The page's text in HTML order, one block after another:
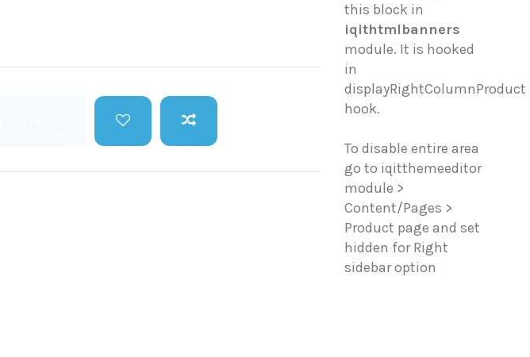
this block in
iqithtmlbanners
module. It is hooked
in
displayRightColumnProduct
hook.
To disable entire area
go to iqitthemeeditor
module >
Content/Pages >
Product page and set
hidden for Right
sidebar option